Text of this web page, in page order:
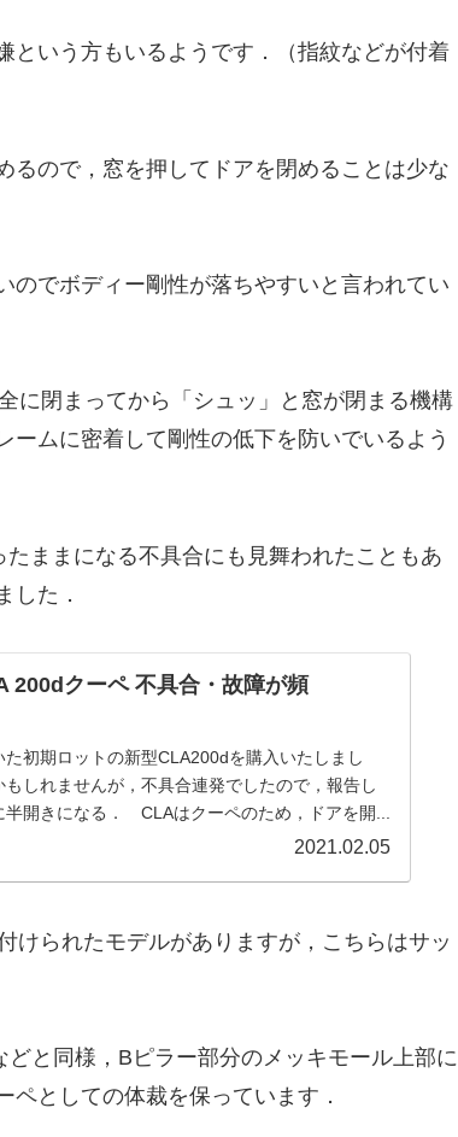
いう方もいるようです．（指紋などが付着
ので，窓を押してドアを閉めることは少な
でボディー剛性が落ちやすいと言われてい
に閉まってから「シュッ」と窓が閉まる機構
ムに密着して剛性の低下を防いでいるよう
ままになる不具合にも見舞われたこともあ
した．
200dクーペ 不具合・故障が頻
初期ロットの新型CLA200dを購入いたしまし
しれませんが，不具合連発でしたので，報告し
開きになる． CLAはクーペのため，ドアを開...
2021.02.05
られたモデルがありますが，こちらはサッ
と同様，Bピラー部分のメッキモール上部に
としての体裁を保っています．